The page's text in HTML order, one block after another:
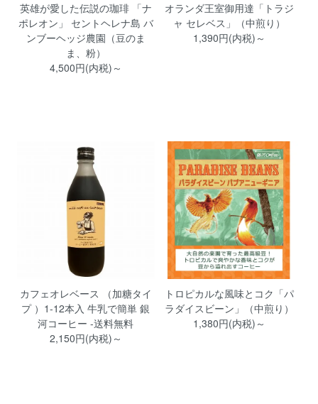
英雄が愛した伝説の珈琲 「ナ
ポレオン」 セントヘレナ島 バ
ンブーヘッジ農園（豆のま
ま、粉）
4,500円(内税)～
オランダ王室御用達「トラジ
ャ セレベス」（中煎り）
1,390円(内税)～
カフェオレベース （加糖タイ
プ ）1-12本入 牛乳で簡単 銀
河コーヒー -送料無料
2,150円(内税)～
トロピカルな風味とコク「パ
ラダイスビーン」（中煎り）
1,380円(内税)～